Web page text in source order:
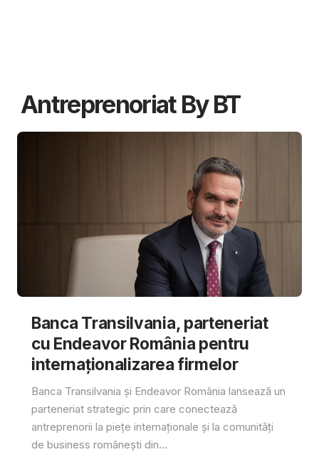
Antreprenoriat By BT
Banca Transilvania, parteneriat
cu Endeavor România pentru
internaționalizarea firmelor
Banca Transilvania și Endeavor România lansează un
parteneriat strategic prin care conectează
antreprenorii la piețe internaționale și la comunități
de business românești din...